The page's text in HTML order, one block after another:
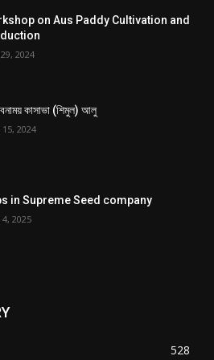
on Aus Paddy Cultivation and
2024
কাসাভা (শিমুল) আলু
15, 2024
in Supreme Seed company
4, 2025
528